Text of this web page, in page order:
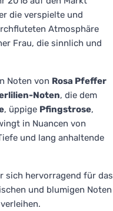
die verspielte und
Atmosphäre
Frau, die sinnlich und
Noten von Rosa Pfeffer
Noten, die dem
, üppige Pfingstrose,
in Nuancen von
und lang anhaltende
sich hervorragend für das
und blumigen Noten